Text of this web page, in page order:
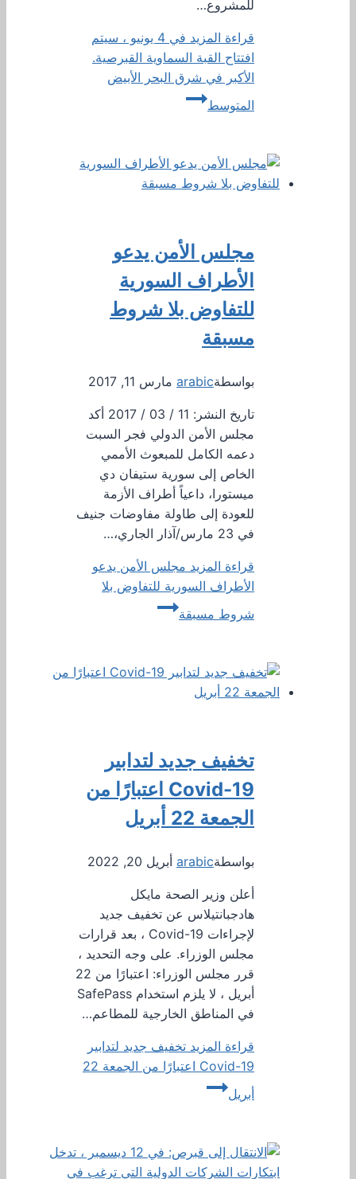
للمشروع…
قراءة المزيد
في 4 يونيو ، سيتم
افتتاح القبة السماوية القبرصية.
الأكبر في شرق البحر الأبيض
المتوسط
مجلس الأمن يدعو
الأطراف السورية
للتفاوض بلا شروط
مسبقة
بواسطةarabic مارس 11, 2017
تاريخ النشر: 11 / 03 / 2017 أكد
مجلس الأمن الدولي فجر السبت
دعمه الكامل للمبعوث الأممي
الخاص إلى سورية ستيفان دي
ميستورا، داعياً أطراف الأزمة
للعودة إلى طاولة مفاوضات جنيف
في 23 مارس/آذار الجاري،…
قراءة المزيد مجلس الأمن يدعو
الأطراف السورية للتفاوض بلا
شروط مسبقة
تخفيف جديد لتدابير
Covid-19 اعتبارًا من
الجمعة 22 أبريل
بواسطةarabic أبريل 20, 2022
أعلن وزير الصحة مايكل
هادجبانتيلاس عن تخفيف جديد
لإجراءات Covid-19 ، بعد قرارات
مجلس الوزراء. على وجه التحديد ،
قرر مجلس الوزراء: اعتبارًا من 22
أبريل ، لا يلزم استخدام SafePass
في المناطق الخارجية للمطاعم…
قراءة المزيد تخفيف جديد لتدابير
Covid-19 اعتبارًا من الجمعة 22
أبريل